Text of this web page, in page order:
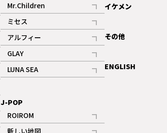
Mr.Children
記事
ミセス
記事
アルフィー
記事
GLAY
記事
LUNA SEA
記事
J-POP
ROIROM
記事
イケメン
その他
ENGLISH